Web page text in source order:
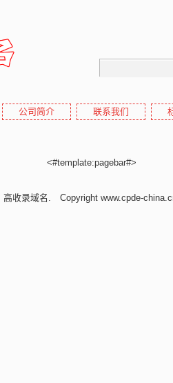
公司简介 联系我们
<#template:pagebar#>
高收录域名 . Copyright www.cpde-